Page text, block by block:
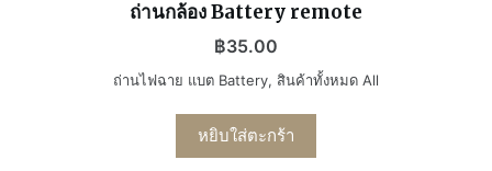
ถ่านกล้อง Battery remote
฿35.00
ถ่านไฟฉาย แบต Battery, สินค้าทั้งหมด All
หยิบใส่ตะกร้า